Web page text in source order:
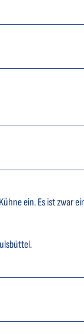
ein. Es ist zwar